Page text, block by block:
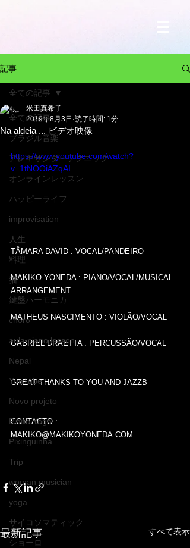
記事
全ての記事
ブラジル音楽
アレキサンダーテクニック
オンラインレッスン
ハッピーライフ
improvisation
人生
料理
猫
鍵盤ハーモニカ
choro
aula piano lesson
Nepal
YouTube
Novo projeto
Piano Yoga
Pixinguinha
Trip
woman musician
yoga
サイコソマティック
ショーロ
全ての記事
Na aldeia ... ビデオ映像
米田真希子
2019年8月3日 読了時間: 1分
https://www.youtube.com/watch?
v=1tNOOiAZqAI
TÂMARA DAVID : VOCAL/PANDEIRO
MAKIKO YONEDA : PIANO/VOCAL/MUSICAL
ARRANGEMENT
MATHEUS NASCIMENTO : VIOLÃO/VOCAL
GABRIEL DRAETTA : PERCUSSÃO/VOCAL
GREAT THANKS TO YOU AND JAZZB
CONTACTO :
MAKIKO@MAKIKOYONEDA.COM
最新記事 すべて表示